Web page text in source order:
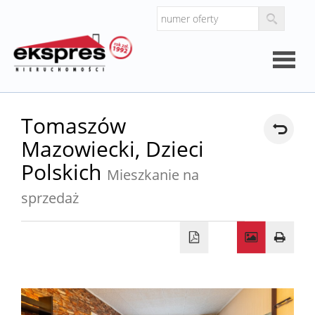
Tomaszów
Mazowiecki, Dzieci
Polskich Mieszkanie na
sprzedaż